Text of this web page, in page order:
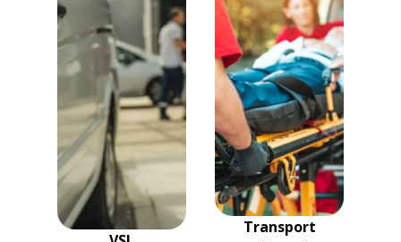
Transport